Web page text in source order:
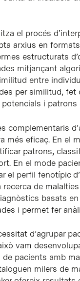
el procés
arxius en
estructurats
mitjançant
entre
per similitud,
i
complementaris
més eficaç. En el
patrons,
En el mode
el perfil fenotípic
de
basats
i permet fer
d’agrupar
vam
pacients amb
milers de